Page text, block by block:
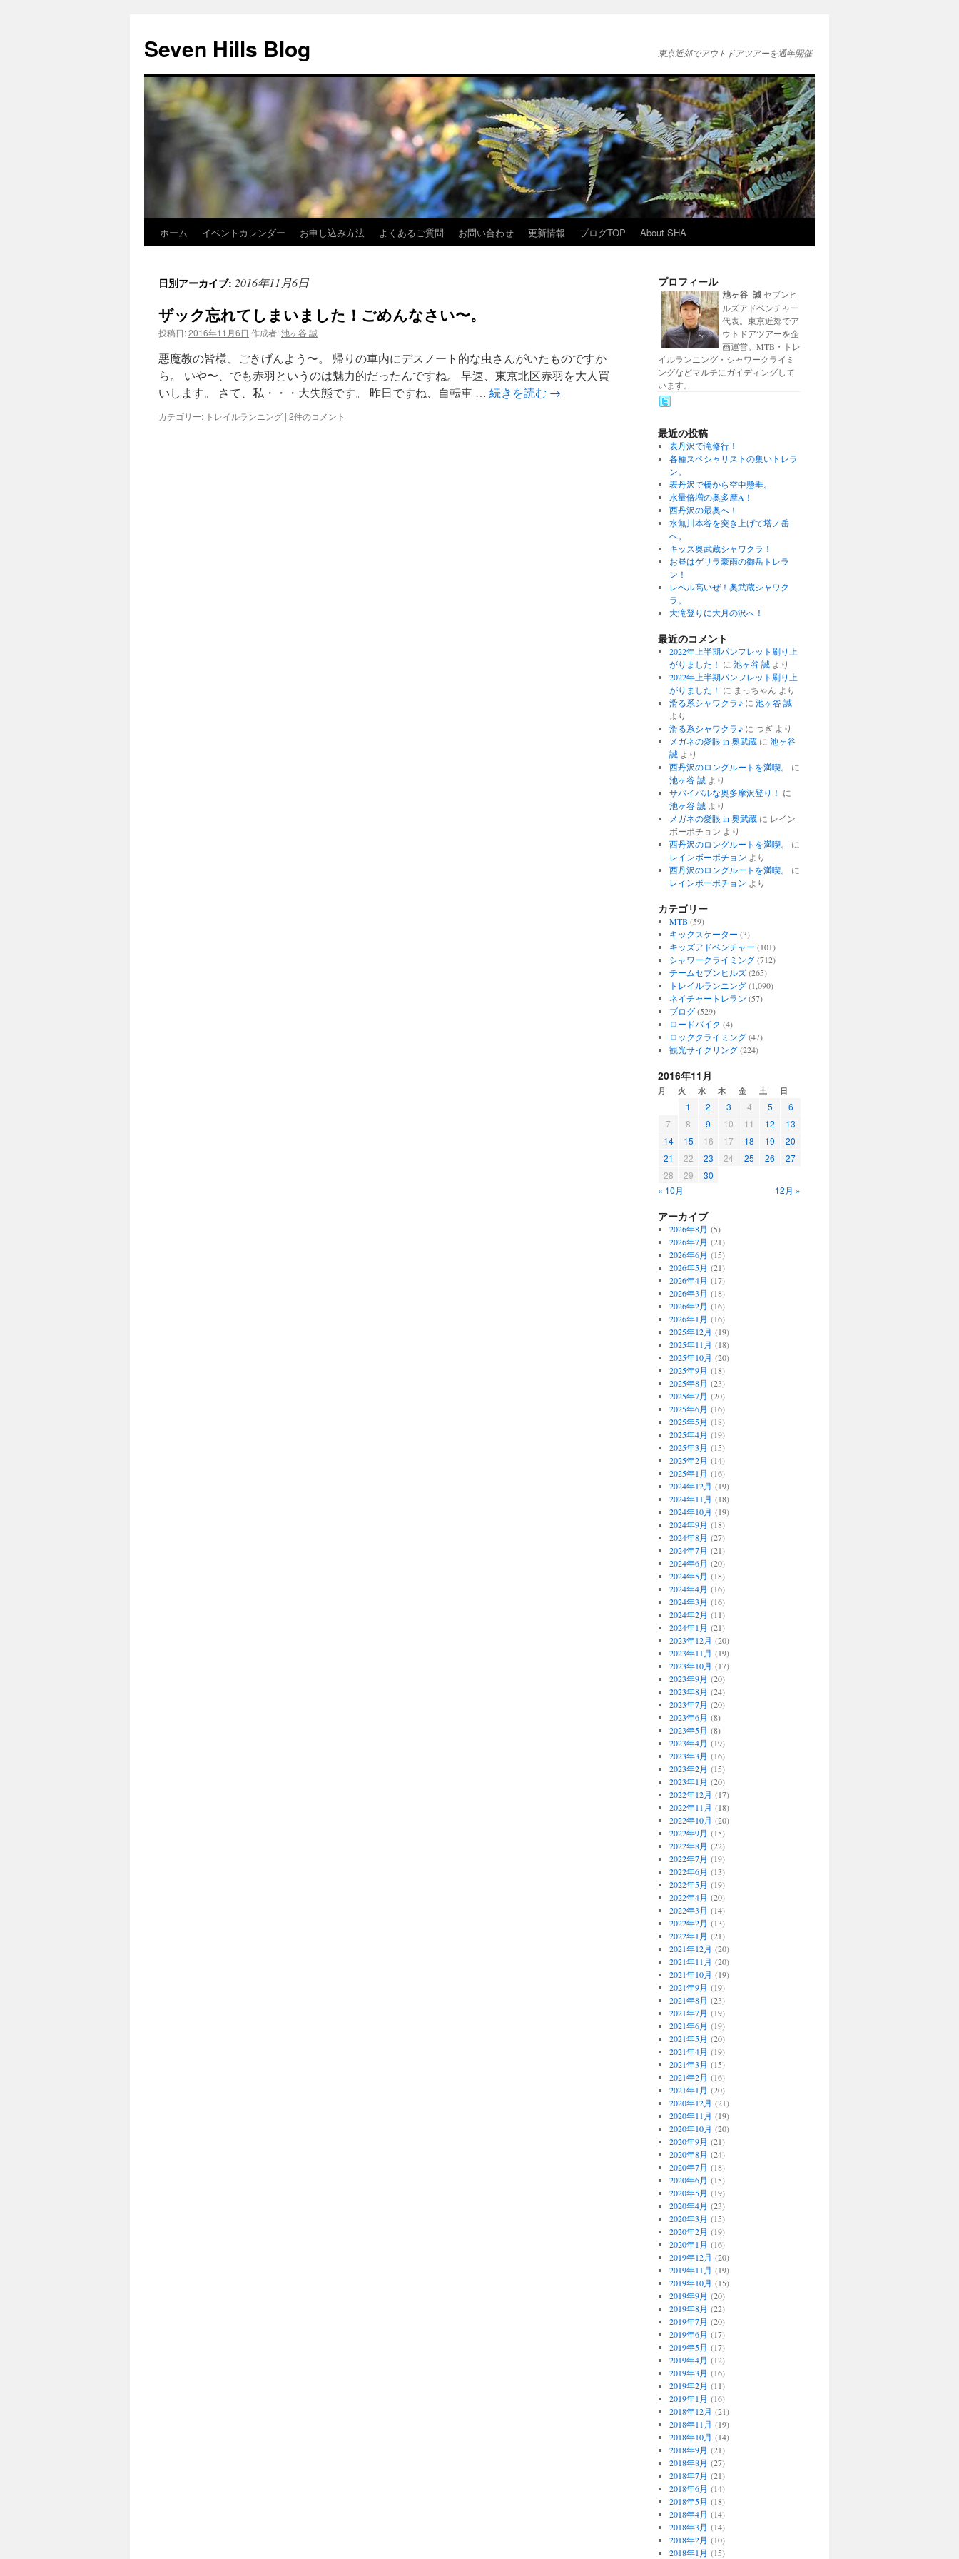
Seven Hills Blog 東京近郊でアウトドアツアーを通年開催
ン
へ
ホーム イベントカレンダー お申し込み方法 よくあるご質問 お問い合わせ 更新情報 ブログTOP About SHA
日別アーカイブ: 2016年11月6日
ザック忘れてしまいました！ごめんなさい〜。
投稿日:2016年11月6日 作成者:池ヶ谷 誠
悪魔教の皆様、ごきげんよう〜。 帰りの車内にデスノート的な虫さんがいたものですか
ら。 いや〜、でも赤羽というのは魅力的だったんですね。 早速、東京北区赤羽を大人買
いします。 さて、私・・・大失態です。 昨日ですね、自転車 … 続きを読む →
カテゴリー: トレイルランニング | 2件のコメント
プロフィール
池ヶ谷 誠 セブンヒ
ルズアドベンチャー
代表。東京近郊でア
ウトドアツアーを企
画運営。MTB・トレ
イルランニング・シャワークライミ
ングなどマルチにガイディングして
います。
最近の投稿
表丹沢で滝修行！
各種スペシャリストの集いトレラ
ン。
表丹沢で橋から空中懸垂。
水量倍増の奥多摩A！
西丹沢の最奥へ！
水無川本谷を突き上げて塔ノ岳
へ。
キッズ奥武蔵シャワクラ！
お昼はゲリラ豪雨の御岳トレラ
ン！
レベル高いぜ！奥武蔵シャワク
ラ。
大滝登りに大月の沢へ！
最近のコメント
2022年上半期パンフレット刷り上
がりました！ に 池ヶ谷 誠より
2022年上半期パンフレット刷り上
がりました！ に まっちゃん より
滑る系シャワクラ♪に 池ヶ谷 誠
より
滑る系シャワクラ♪に つぎより
メガネの愛眼 in 奥武蔵に 池ヶ谷
誠より
西丹沢のロングルートを満喫。
に
池ヶ谷 誠より
サバイバルな奥多摩沢登り！ に
池ヶ谷 誠より
メガネの愛眼 in 奥武蔵に レイン
ボーポチョン より
西丹沢のロングルートを満喫。
に
レインボーポチョン より
西丹沢のロングルートを満喫。
に
レインボーポチョン より
カテゴリー
MTB (59)
キックスケーター (3)
キッズアドベンチャー (101)
シャワークライミング(712)
チームセブンヒルズ(265)
トレイルランニング(1,090)
ネイチャートレラン (57)
ブログ(529)
ロードバイク (4)
ロッククライミング(47)
観光サイクリング(224)
2016年11月
月 火 水 木 金 土 日
1 2 3 4 5
6
7
8 9 10 11 12
13
14
15 16 17 18 19
20
21
22 23 24 25 26
27
28
29
30
« 10月
12月 »
アーカイブ
2026年8月 (5)
2026年7月 (21)
2026年6月 (15)
2026年5月 (21)
2026年4月 (17)
2026年3月 (18)
2026年2月 (16)
2026年1月 (16)
2025年12月 (19)
2025年11月 (18)
2025年10月 (20)
2025年9月 (18)
2025年8月 (23)
2025年7月 (20)
2025年6月 (16)
2025年5月 (18)
2025年4月 (19)
2025年3月 (15)
2025年2月 (14)
2025年1月 (16)
2024年12月 (19)
2024年11月 (18)
2024年10月 (19)
2024年9月 (18)
2024年8月 (27)
2024年7月 (21)
2024年6月 (20)
2024年5月 (18)
2024年4月 (16)
2024年3月 (16)
2024年2月 (11)
2024年1月 (21)
2023年12月 (20)
2023年11月 (19)
2023年10月 (17)
2023年9月 (20)
2023年8月 (24)
2023年7月 (20)
2023年6月 (8)
2023年5月 (8)
2023年4月 (19)
2023年3月 (16)
2023年2月 (15)
2023年1月 (20)
2022年12月 (17)
2022年11月 (18)
2022年10月 (20)
2022年9月 (15)
2022年8月 (22)
2022年7月 (19)
2022年6月 (13)
2022年5月 (19)
2022年4月 (20)
2022年3月 (14)
2022年2月 (13)
2022年1月 (21)
2021年12月 (20)
2021年11月 (20)
2021年10月 (19)
2021年9月 (19)
2021年8月 (23)
2021年7月 (19)
2021年6月 (19)
2021年5月 (20)
2021年4月 (19)
2021年3月 (15)
2021年2月 (16)
2021年1月 (20)
2020年12月 (21)
2020年11月 (19)
2020年10月 (20)
2020年9月 (21)
2020年8月 (24)
2020年7月 (18)
2020年6月 (15)
2020年5月 (19)
2020年4月 (23)
2020年3月 (15)
2020年2月 (19)
2020年1月 (16)
2019年12月 (20)
2019年11月 (19)
2019年10月 (15)
2019年9月 (20)
2019年8月 (22)
2019年7月 (20)
2019年6月 (17)
2019年5月 (17)
2019年4月 (12)
2019年3月 (16)
2019年2月 (11)
2019年1月 (16)
2018年12月 (21)
2018年11月 (19)
2018年10月 (14)
2018年9月 (21)
2018年8月 (27)
2018年7月 (21)
2018年6月 (14)
2018年5月 (18)
2018年4月 (14)
2018年3月 (14)
2018年2月 (10)
2018年1月 (15)